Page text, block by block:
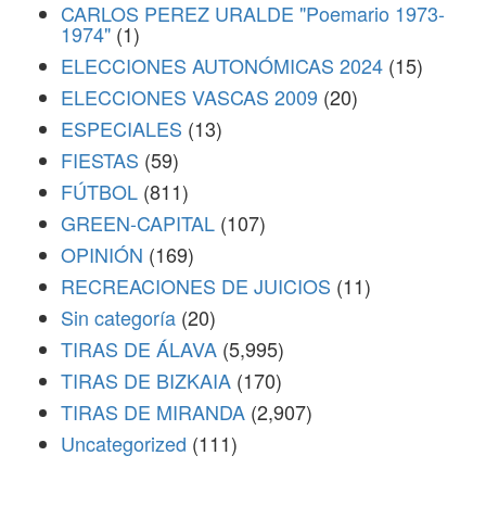
CARLOS PEREZ URALDE "Poemario 1973-
1974" (1)
ELECCIONES AUTONÓMICAS 2024 (15)
ELECCIONES VASCAS 2009 (20)
ESPECIALES (13)
FIESTAS (59)
FÚTBOL (811)
GREEN-CAPITAL (107)
OPINIÓN (169)
RECREACIONES DE JUICIOS (11)
Sin categoría (20)
TIRAS DE ÁLAVA (5,995)
TIRAS DE BIZKAIA (170)
TIRAS DE MIRANDA (2,907)
Uncategorized (111)